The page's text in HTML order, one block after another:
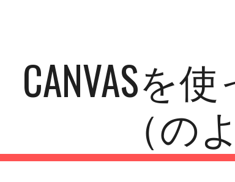
CANVASを
（の